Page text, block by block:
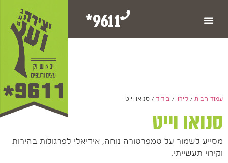
9611*
עמוד הבית / קירוי / בידוד / סנואו וייט
סנואו וייט
מסייע לשמור על טמפרטורה נוחה, אידיאלי לפרגולות בהירות
וקירוי תעשייתי.